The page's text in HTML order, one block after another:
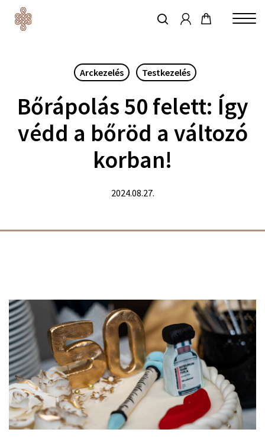
keresés
Arckezelés Testkezelés
Bőrápolás 50 felett: Így
védd a bőröd a változó
korban!
2024.08.27.